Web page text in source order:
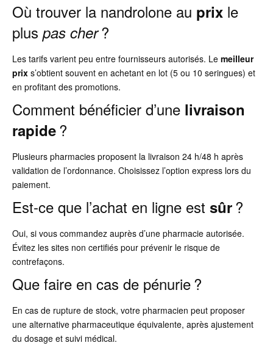
Où trouver la nandrolone au prix le
plus pas cher?
Les tarifs varient peu entre fournisseurs autorisés. Le meilleur
prix s’obtient souvent en achetant en lot (5 ou 10 seringues) et
en profitant des promotions.
Comment bénéficier d’une livraison
rapide?
Plusieurs pharmacies proposent la livraison 24 h/48 h après
validation de l’ordonnance. Choisissez l’option express lors du
paiement.
Est-ce que l’achat en ligne est sûr?
Oui, si vous commandez auprès d’une pharmacie autorisée.
Évitez les sites non certifiés pour prévenir le risque de
contrefaçons.
Que faire en cas de pénurie ?
En cas de rupture de stock, votre pharmacien peut proposer
une alternative pharmaceutique équivalente, après ajustement
du dosage et suivi médical.